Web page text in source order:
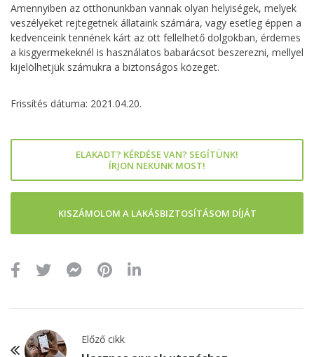
Amennyiben az otthonunkban vannak olyan helyiségek, melyek
veszélyeket rejtegetnek állataink számára, vagy esetleg éppen a
kedvenceink tennének kárt az ott fellelhető dolgokban, érdemes
a kisgyermekeknél is használatos babarácsot beszerezni, mellyel
kijelölhetjük számukra a biztonságos közeget.
Frissítés dátuma: 2021.04.20.
ELAKADT? KÉRDÉSE VAN? SEGÍTÜNK!
ÍRJON NEKÜNK MOST!
KISZÁMOLOM A LAKÁSBIZTOSÍTÁSOM DÍJÁT
Előző cikk